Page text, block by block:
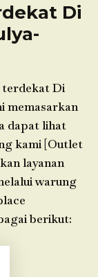
Di
terdekat Di
memasarkan
dapat lihat
kami [Outlet
layanan
warung
berikut: